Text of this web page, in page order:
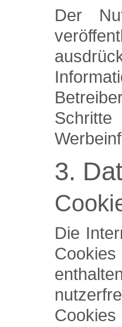
Der
3.
Die